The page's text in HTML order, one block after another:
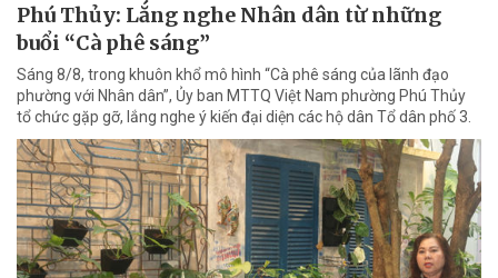
Phú Thủy: Lắng nghe Nhân dân từ những
buổi “Cà phê sáng”
Sáng 8/8, trong khuôn khổ mô hình “Cà phê sáng của lãnh đạo
phường với Nhân dân”, Ủy ban MTTQ Việt Nam phường Phú Thủy
tổ chức gặp gỡ, lắng nghe ý kiến đại diện các hộ dân Tổ dân phố 3.